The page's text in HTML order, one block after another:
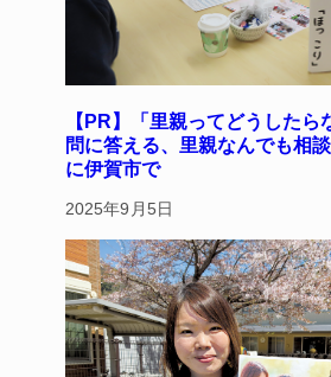
【PR】「里親ってどうしたら
問に答える、里親なんでも相
に伊賀市で
2025年9月5日